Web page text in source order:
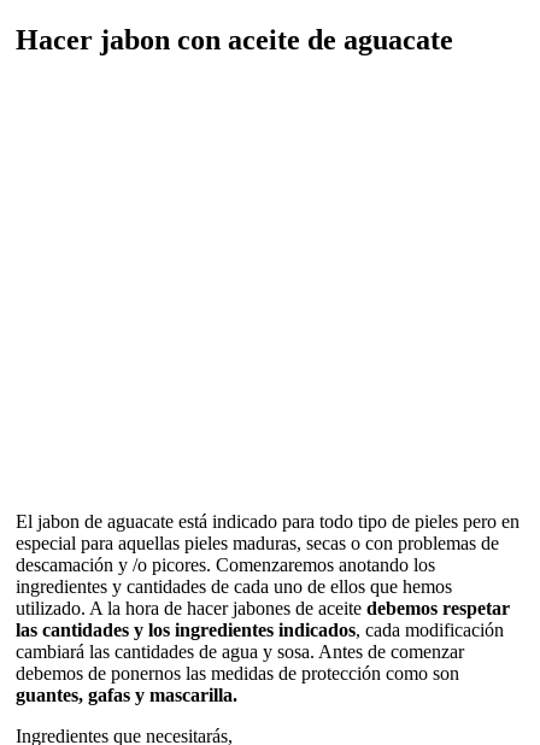
Hacer jabon con aceite de aguacate
El jabon de aguacate está indicado para todo tipo de pieles pero en
especial para aquellas pieles maduras, secas o con problemas de
descamación y /o picores. Comenzaremos anotando los
ingredientes y cantidades de cada uno de ellos que hemos
utilizado. A la hora de hacer jabones de aceite debemos respetar
las cantidades y los ingredientes indicados, cada modificación
cambiará las cantidades de agua y sosa. Antes de comenzar
debemos de ponernos las medidas de protección como son
guantes, gafas y mascarilla.
Ingredientes que necesitarás,